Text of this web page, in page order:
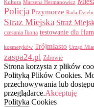
Kultura Marzena Hermanowicz
Policja Przymorze Rada
Straz Miejska Straż
czesania Ikona testowanie dla
kosmetyków Trójmiasto Urząd
zaspa24.pl Zdrowie
Strona korzysta z plików
Polityką Plików Cookies.
przechowywania lub
przeglądarce.Akceptuję
Polityka Cookies